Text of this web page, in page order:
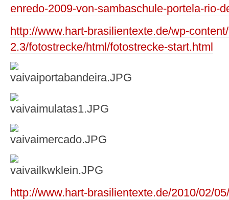
enredo-2009-von-sambaschule-portela-rio-
http://www.hart-brasilientexte.de/wp-
2.3/fotostrecke/html/fotostrecke-start.html
http://www.hart-brasilientexte.de/2010/02/